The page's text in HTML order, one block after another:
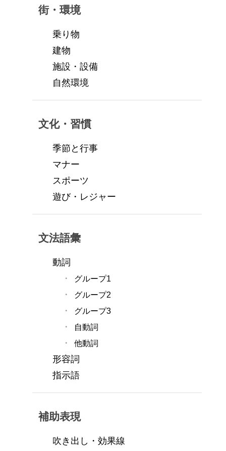
街・環境
乗り物
建物
施設・設備
自然環境
文化・習慣
季節と行事
マナー
スポーツ
遊び・レジャー
文法語彙
動詞
グループ1
グループ2
グループ3
自動詞
他動詞
形容詞
指示語
補助表現
吹き出し・効果線